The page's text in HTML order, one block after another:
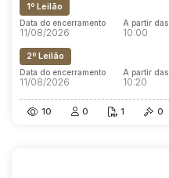
1º Leilão
Data do encerramento
11/08/2026
A partir das
10:00
2º Leilão
Data do encerramento
11/08/2026
A partir das
10:20
10 0 1 0